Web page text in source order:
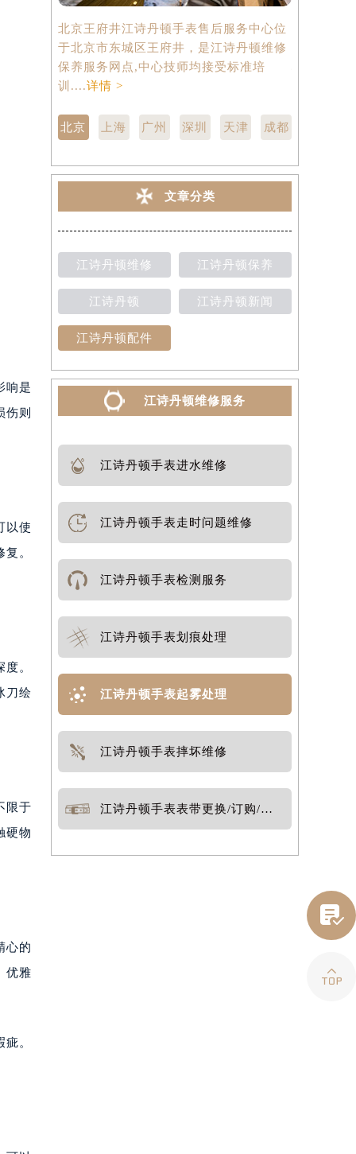
响是
伤则
以使
。
。
刀绘
限于
硬物
心的
优雅
。
北京王府井江诗丹顿手表售后服务中心位
于北京市东城区王府井，是江诗丹顿维修
保养服务网点,中心技师均接受标准培
训....详情 >
北京 上海 广州 深圳 天津 成都
文章分类
江诗丹顿维修 江诗丹顿保养
江诗丹顿 江诗丹顿新闻
江诗丹顿配件
江诗丹顿维修服务
江诗丹顿手表进水维修
江诗丹顿手表走时问题维修
江诗丹顿手表检测服务
江诗丹顿手表划痕处理
江诗丹顿手表起雾处理
江诗丹顿手表摔坏维修
江诗丹顿手表表带更换/订购/定制

